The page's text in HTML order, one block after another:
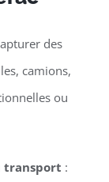
des
camions,
ou
transport :